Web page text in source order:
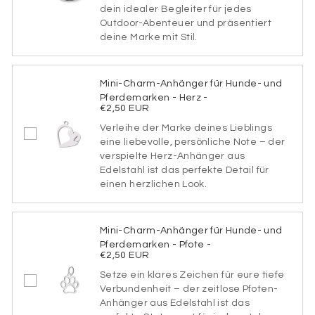
SCHRIFTART1
SCHRIFTART2
SCHRIFTART4
dein idealer Begleiter für jedes
Outdoor-Abenteuer und präsentiert
deine Marke mit Stil.
Mini-Charm-Anhänger für Hunde- und
Pferdemarken - Herz -
€2,50 EUR
Verleihe der Marke deines Lieblings
eine liebevolle, persönliche Note – der
verspielte Herz-Anhänger aus
Edelstahl ist das perfekte Detail für
einen herzlichen Look.
Mini-Charm-Anhänger für Hunde- und
Pferdemarken - Pfote -
€2,50 EUR
Setze ein klares Zeichen für eure tiefe
Verbundenheit – der zeitlose Pfoten-
Anhänger aus Edelstahl ist das